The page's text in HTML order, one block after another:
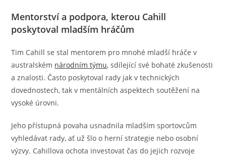
Mentorství a podpora, kterou Cahill
poskytoval mladším hráčům
Tim Cahill se stal mentorem pro mnohé mladší hráče v
australském národním týmu, sdílející své bohaté zkušenosti
a znalosti. Často poskytoval rady jak v technických
dovednostech, tak v mentálních aspektech soutěžení na
vysoké úrovni.
Jeho přístupná povaha usnadnila mladším sportovcům
vyhledávat rady, ať už šlo o herní strategie nebo osobní
výzvy. Cahillova ochota investovat čas do jejich rozvoje